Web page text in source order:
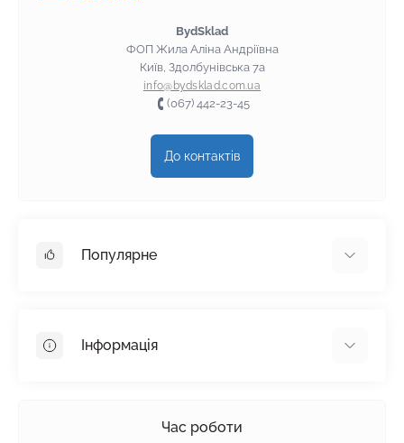
BydSklad
ФОП Жила Аліна Андріївна
Київ, Здолбунівська 7а
info@bydsklad.com.ua
(067) 442-23-45
До контактів
Популярне
Пінопласт
Інформація
Час роботи